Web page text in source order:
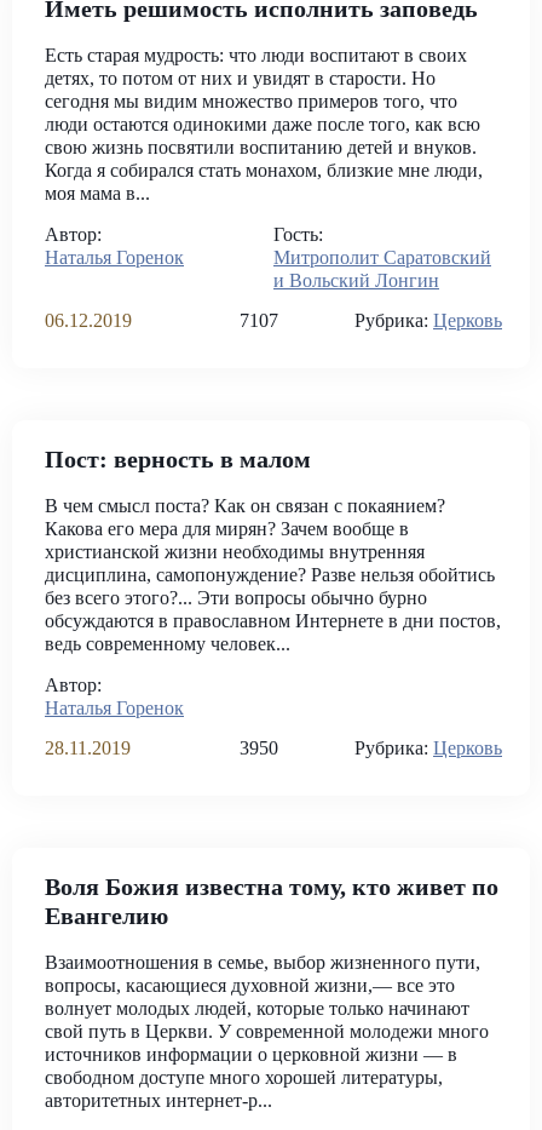
Иметь решимость исполнить заповедь
Есть старая мудрость: что люди воспитают в своих
детях, то потом от них и увидят в старости. Но
сегодня мы видим множество примеров того, что
люди остаются одинокими даже после того, как всю
свою жизнь посвятили воспитанию детей и внуков.
Когда я собирался стать монахом, близкие мне люди,
моя мама в...
Автор:
Наталья Горенок
Гость:
Митрополит Саратовский
и Вольский Лонгин
06.12.2019
7107 Рубрика: Церковь
Пост: верность в малом
В чем смысл поста? Как он связан с покаянием?
Какова его мера для мирян? Зачем вообще в
христианской жизни необходимы внутренняя
дисциплина, самопонуждение? Разве нельзя обойтись
без всего этого?... Эти вопросы обычно бурно
обсуждаются в православном Интернете в дни постов,
ведь современному человек...
Автор:
Наталья Горенок
28.11.2019
3950 Рубрика: Церковь
Воля Божия известна тому, кто живет по
Евангелию
Взаимоотношения в семье, выбор жизненного пути,
вопросы, касающиеся духовной жизни,— все это
волнует молодых людей, которые только начинают
свой путь в Церкви. У современной молодежи много
источников информации о церковной жизни — в
свободном доступе много хорошей литературы,
авторитетных интернет-р...